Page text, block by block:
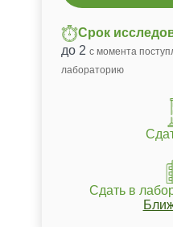
Срок
до 2 с момента
лабораторию
Сдать в